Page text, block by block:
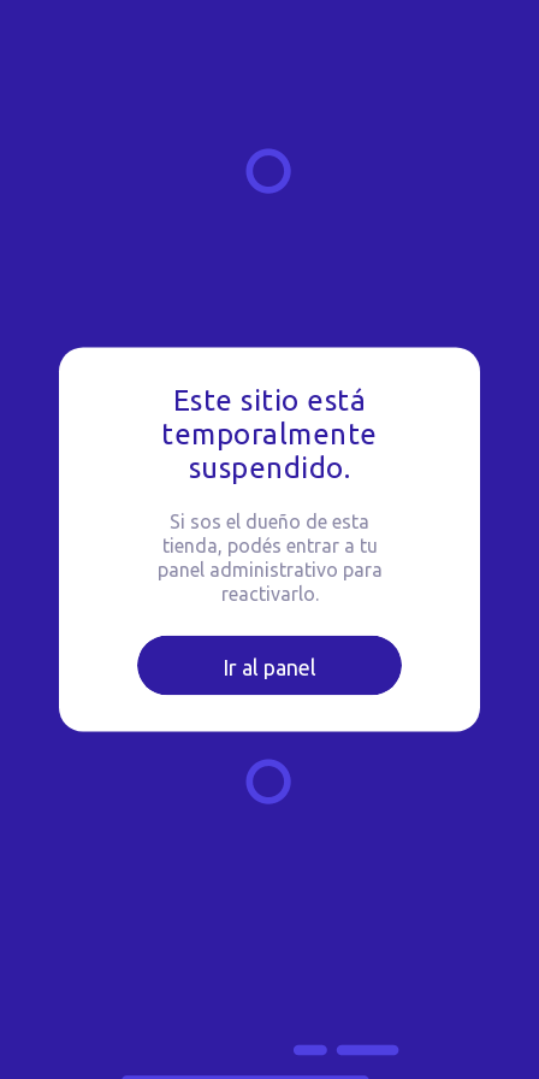
Este sitio está
temporalmente
suspendido.
Si sos el dueño de esta
tienda, podés entrar a tu
panel administrativo para
reactivarlo.
Ir al panel